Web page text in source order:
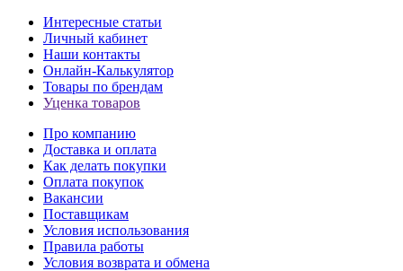
Интересные статьи
Личный кабинет
Наши контакты
Онлайн-Калькулятор
Товары по брендам
Уценка товаров
Про компанию
Доставка и оплата
Как делать покупки
Оплата покупок
Вакансии
Поставщикам
Условия использования
Правила работы
Условия возврата и обмена